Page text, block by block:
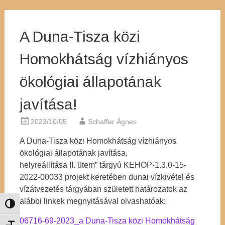
Nagy kontraszt váltása
A Duna-Tisza közi
Homokhátság vízhiányos
ökológiai állapotának
javítása!
2023/10/05 Schaffer Ágnes
A Duna-Tisza közi Homokhátság vízhiányos
ökológiai állapotának javítása,
helyreállítása II. ütem” tárgyú KEHOP-1.3.0-15-
2022-00033 projekt keretében dunai vízkivétel és
vízátvezetés tárgyában született határozatok az
alábbi linkek megnyitásával olvashatóak:
06716-69-2023_a Duna-Tisza közi Homokhátság